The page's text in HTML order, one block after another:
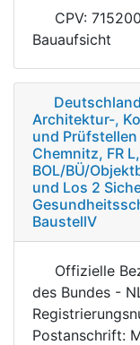
CPV:
Bauaufsicht
Architektur-,
und Prüfstellen
Chemnitz, FR
BOL/BÜ/
und Los 2
BaustellV
Offizielle
des Bundes -
Postanschrift: